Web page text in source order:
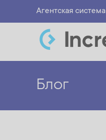
Агентская система
Блог